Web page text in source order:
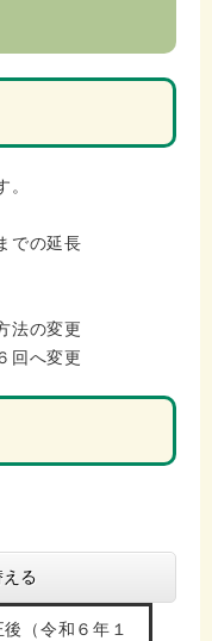
での延長
法の変更
回へ変更
る
後（令和６年１